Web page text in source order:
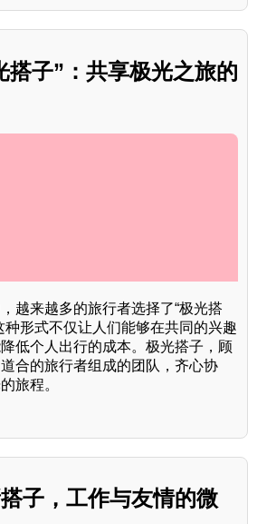
搭子”：共享极光之旅的
越来越多的旅行者选择了“极光搭
种形式不仅让人们能够在共同的兴趣
低个人出行的成本。极光搭子，顾
合的旅行者组成的团队，齐心协
旅程。
子，工作与友情的微